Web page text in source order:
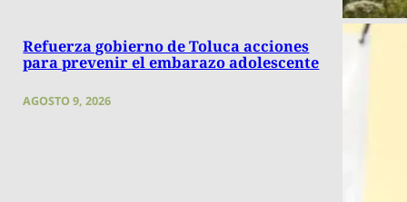
Refuerza gobierno de Toluca acciones
para prevenir el embarazo adolescente
AGOSTO 9, 2026